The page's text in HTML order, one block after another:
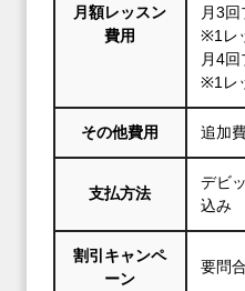
月額レッスン
費用
月3
※1レ
月4
※1レ
その他費用 追加
支払方法
デビ
込み
割引キャンペ
ーン
要問